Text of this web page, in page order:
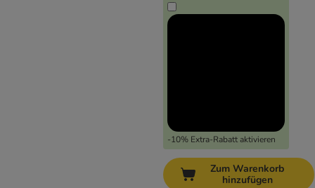
-10% Extra-Rabatt aktivieren
Zum Warenkorb
hinzufügen